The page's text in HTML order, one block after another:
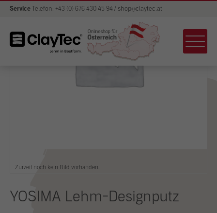
Service Telefon: +43 (0) 676 430 45 94 / shop@claytec.at
Zurzeit noch kein Bild vorhanden.
YOSIMA Lehm-Designputz